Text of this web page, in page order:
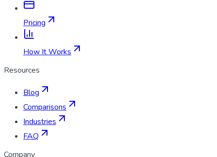
Pricing
How It Works
Resources
Blog
Comparisons
Industries
FAQ
Company